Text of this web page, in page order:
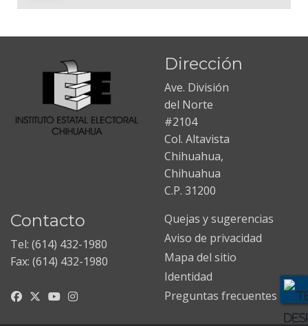
Dirección
Ave. División
del Norte
#2104
Col. Altavista
Chihuahua,
Chihuahua
C.P. 31200
Contacto
Tel: (614) 432-1980
Fax: (614) 432-1980
Quejas y sugerencias
Aviso de privacidad
Mapa del sitio
Identidad
Preguntas frecuentes